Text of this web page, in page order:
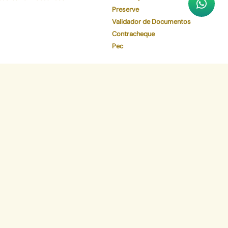
Preserve
Validador de Documentos
Contracheque
Pec